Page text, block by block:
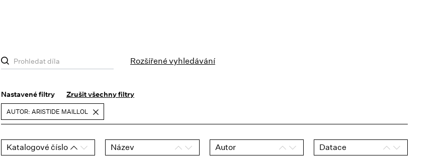
Rozšířené vyhledávání
Nastavené filtry Zrušit všechny filtry
AUTOR: ARISTIDE MAILLOL
Katalogové číslo Název Autor Datace